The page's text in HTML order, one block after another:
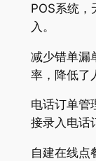
POS系统，
入。
减少错单漏
率，降低了
电话订单管
接录入电话
自建在线点